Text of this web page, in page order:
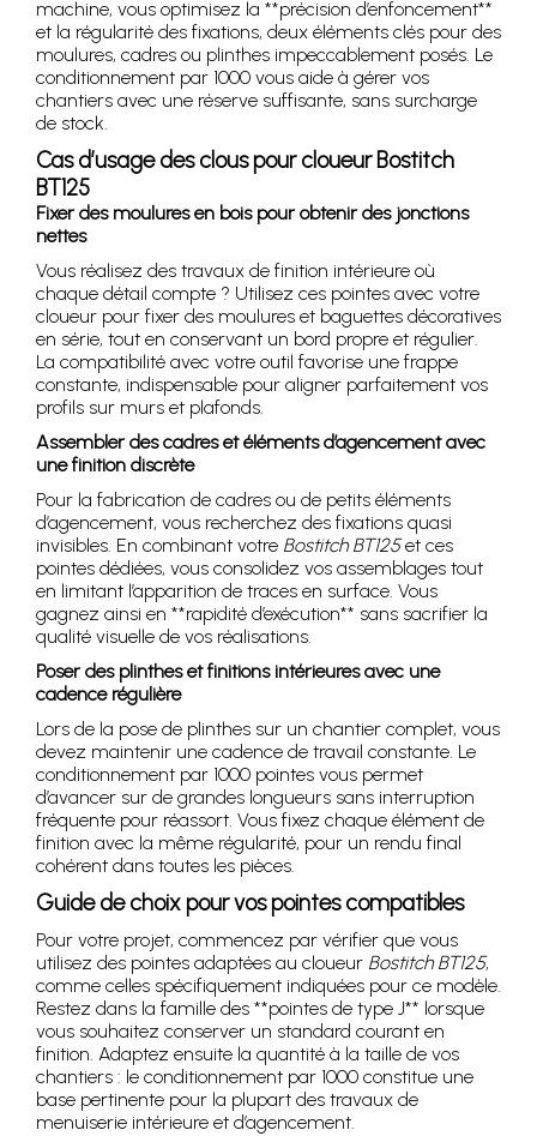
machine, vous optimisez la **précision d’enfoncement**
et la régularité des fixations, deux éléments clés pour des
moulures, cadres ou plinthes impeccablement posés. Le
conditionnement par 1000 vous aide à gérer vos
chantiers avec une réserve suffisante, sans surcharge
de stock.
Cas d’usage des clous pour cloueur Bostitch
BT125
Fixer des moulures en bois pour obtenir des jonctions
nettes
Vous réalisez des travaux de finition intérieure où
chaque détail compte ? Utilisez ces pointes avec votre
cloueur pour fixer des moulures et baguettes décoratives
en série, tout en conservant un bord propre et régulier.
La compatibilité avec votre outil favorise une frappe
constante, indispensable pour aligner parfaitement vos
profils sur murs et plafonds.
Assembler des cadres et éléments d’agencement avec
une finition discrète
Pour la fabrication de cadres ou de petits éléments
d’agencement, vous recherchez des fixations quasi
invisibles. En combinant votre Bostitch BT125et ces
pointes dédiées, vous consolidez vos assemblages tout
en limitant l’apparition de traces en surface. Vous
gagnez ainsi en **rapidité d’exécution** sans sacrifier la
qualité visuelle de vos réalisations.
Poser des plinthes et finitions intérieures avec une
cadence régulière
Lors de la pose de plinthes sur un chantier complet, vous
devez maintenir une cadence de travail constante. Le
conditionnement par 1000 pointes vous permet
d’avancer sur de grandes longueurs sans interruption
fréquente pour réassort. Vous fixez chaque élément de
finition avec la même régularité, pour un rendu final
cohérent dans toutes les pièces.
Guide de choix pour vos pointes compatibles
Pour votre projet, commencez par vérifier que vous
utilisez des pointes adaptées au cloueur Bostitch BT125,
comme celles spécifiquement indiquées pour ce modèle.
Restez dans la famille des **pointes de type J** lorsque
vous souhaitez conserver un standard courant en
finition. Adaptez ensuite la quantité à la taille de vos
chantiers : le conditionnement par 1000 constitue une
base pertinente pour la plupart des travaux de
menuiserie intérieure et d’agencement.